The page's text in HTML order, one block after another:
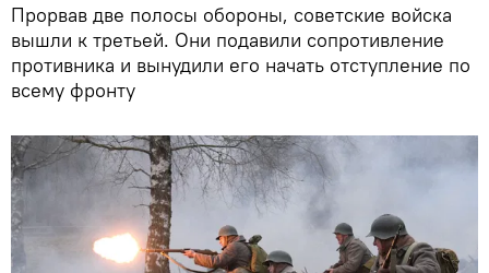
Прорвав две полосы обороны, советские войска
вышли к третьей. Они подавили сопротивление
противника и вынудили его начать отступление по
всему фронту